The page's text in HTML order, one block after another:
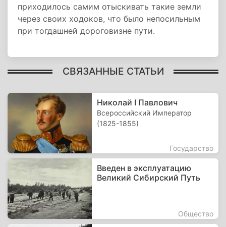
приходилось самим отыскивать такие земли
через своих ходоков, что было непосильным
при тогдашней дороговизне пути.
СВЯЗАННЫЕ СТАТЬИ
Николай I Павлович
Всероссийский Император
(1825-1855)
Государство
Введен в эксплуатацию
Великий Сибирский Путь
Общество